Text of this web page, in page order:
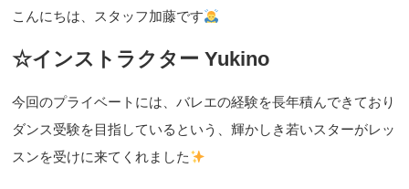
こんにちは、スタッフ加藤です
☆インストラクター Yukino
今回のプライベートには、バレエの経験を長年積んできており
ダンス受験を目指しているという、輝かしき若いスターがレッ
スンを受けに来てくれました